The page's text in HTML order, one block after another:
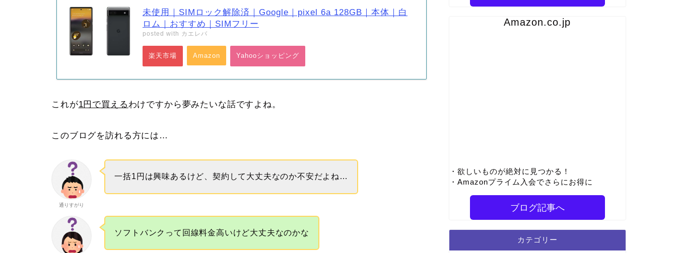
未使用｜SIMロック解除済｜Google｜pixel 6a 128GB｜本体｜白
ロム｜おすすめ｜SIMフリー
posted with カエレバ
楽天市場 Amazon Yahooショッピング
これが1円で買えるわけですから夢みたいな話ですよね。
このブログを訪れる方には…
通りすがり
一括1円は興味あるけど、契約して大丈夫なのか不安だよね…
ソフトバンクって回線料金高いけど大丈夫なのかな
Amazon.co.jp
・欲しいものが絶対に見つかる！
・Amazonプライム入会でさらにお得に
ブログ記事へ
カテゴリー